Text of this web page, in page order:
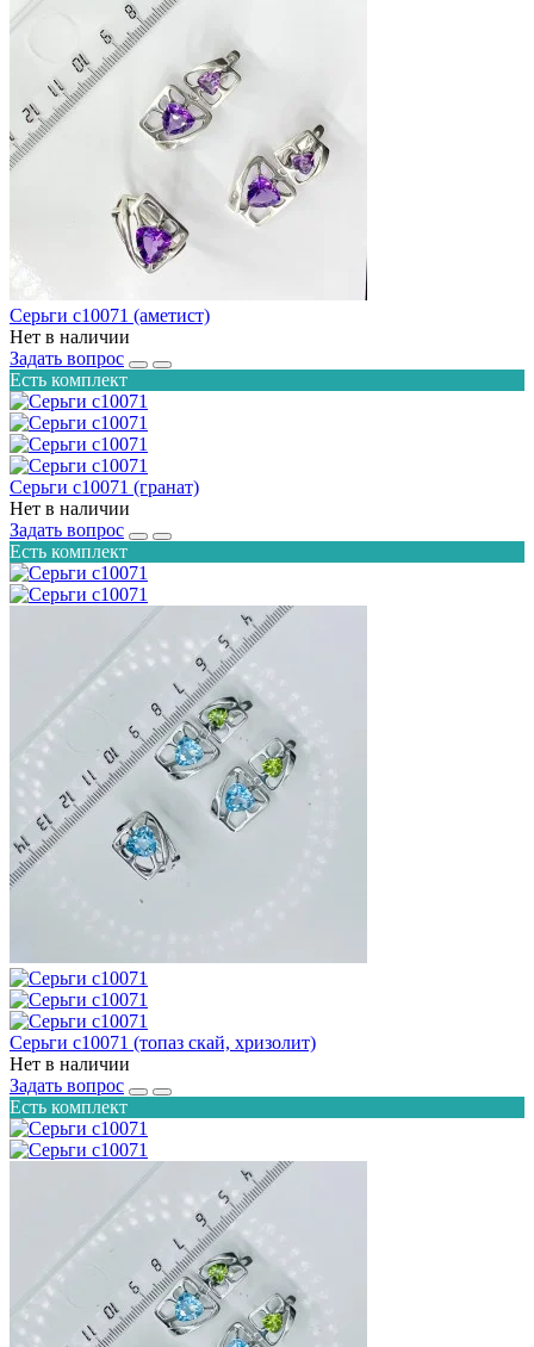
Серьги с10071 (аметист)
Нет в наличии
Задать вопрос
Есть комплект
Серьги с10071 (гранат)
Нет в наличии
Задать вопрос
Есть комплект
Серьги с10071 (топаз скай, хризолит)
Нет в наличии
Задать вопрос
Есть комплект